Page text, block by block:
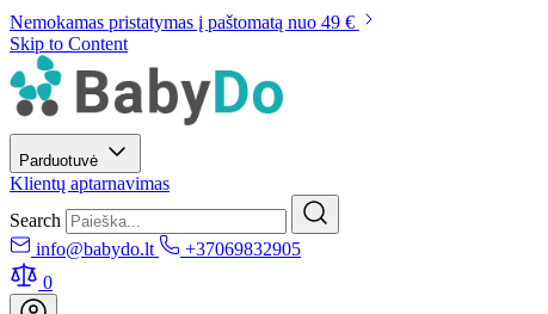
Nemokamas pristatymas į paštomatą nuo 49 €
Skip to Content
Parduotuvė
Klientų aptarnavimas
Search
info@babydo.lt
+37069832905
0